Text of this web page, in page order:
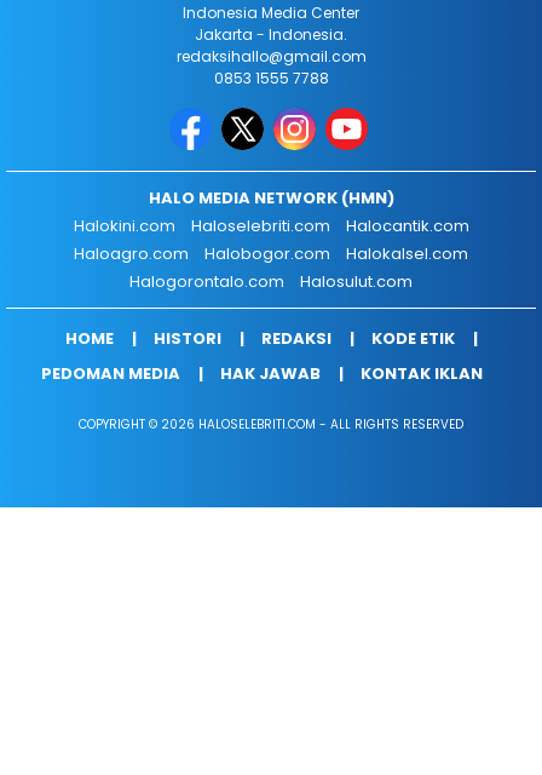
Indonesia Media Center
Jakarta - Indonesia.
redaksihallo@gmail.com
0853 1555 7788
HALO MEDIA NETWORK (HMN)
Halokini.com
Haloselebriti.com
Halocantik.com
Haloagro.com
Halobogor.com
Halokalsel.com
Halogorontalo.com
Halosulut.com
HOME HISTORI REDAKSI
KODE ETIK
PEDOMAN MEDIA
HAK JAWAB KONTAK IKLAN
COPYRIGHT © 2026 HALOSELEBRITI.COM - ALL RIGHTS RESERVED